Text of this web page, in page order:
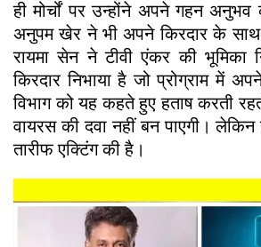
ही मोर्चों पर उन्होंने अपने गहन अनुभव
अनुपम खेर ने भी अपने किरदार के साथ
रायमा सेन ने टीवी एंकर की भूमिका
किरदार निभाया है जो प्रोग्राम में
विभाग को यह कहते हुए हताष करती
वायरस की दवा नहीं बन पाएगी।
तारीफ एक्टिंग की है।